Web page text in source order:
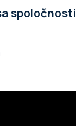
spoločnosti